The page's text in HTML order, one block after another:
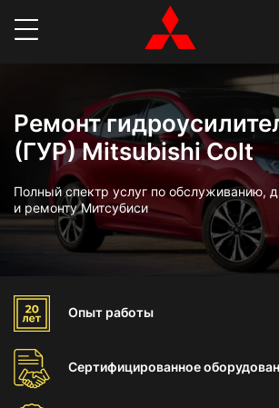
Ремонт
(ГУР) Mitsubishi Colt
Полный спектр услуг по обслуживанию,
и ремонту Митсубиси
Опыт работы
Сертифицированное